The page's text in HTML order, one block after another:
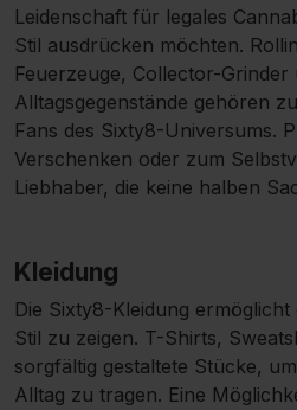
Leidenschaft für legales
Stil ausdrücken möchten.
Feuerzeuge, Collector-Grinder
Alltagsgegenstände gehören
Fans des Sixty8-Universums.
Verschenken oder zum
Liebhaber, die keine halben
Kleidung
Die Sixty8-Kleidung
Stil zu zeigen. T-Shirts,
sorgfältig gestaltete Stücke,
Alltag zu tragen. Eine